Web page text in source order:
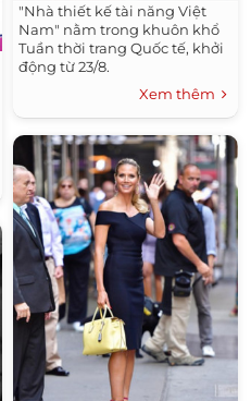
"Nhà thiết kế tài năng Việt
Nam" nằm trong khuôn khổ
Tuần thời trang Quốc tế, khởi
động từ 23/8.
Xem thêm